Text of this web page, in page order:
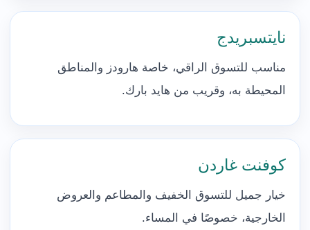
نايتسبريدج
مناسب للتسوق الراقي، خاصة هارودز والمناطق
المحيطة به، وقريب من هايد بارك.
كوفنت غاردن
خيار جميل للتسوق الخفيف والمطاعم والعروض
الخارجية، خصوصًا في المساء.